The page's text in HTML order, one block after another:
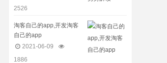
2526
淘客自己的app,开发淘客
自己的app
2021-06-09
1886